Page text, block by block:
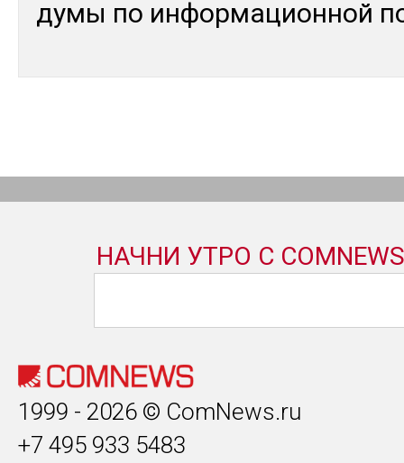
ду­мы по ин­фор­ма­цион­ной
1999 - 2026 © ComNews.ru
+7 495 933 5483